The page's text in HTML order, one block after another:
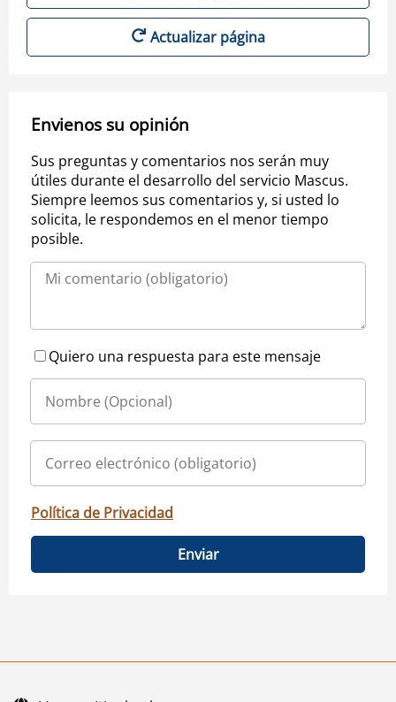
Actualizar página
Envienos su opinión
Sus preguntas y comentarios nos serán muy
útiles durante el desarrollo del servicio Mascus.
Siempre leemos sus comentarios y, si usted lo
solicita, le respondemos en el menor tiempo
posible.
Quiero una respuesta para este mensaje
Política de Privacidad
Enviar